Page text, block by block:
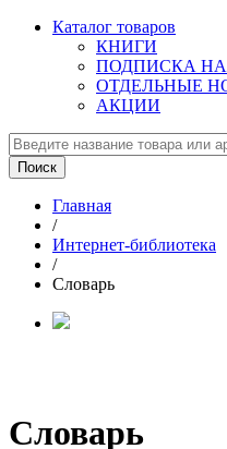
Каталог товаров
КНИГИ
ПОДПИСКА
ОТДЕЛЬНЫЕ
АКЦИИ
Главная
/
Интернет-библиотека
/
Словарь
Словарь